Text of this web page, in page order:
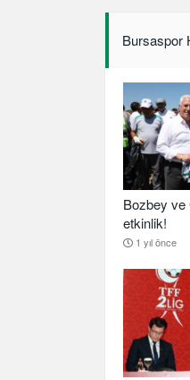
Bursaspor
Bozbey ve
etkinlik!
1 yıl önce